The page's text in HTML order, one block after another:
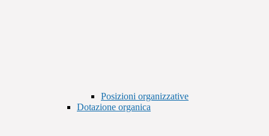
Posizioni organizzative
Dotazione organica